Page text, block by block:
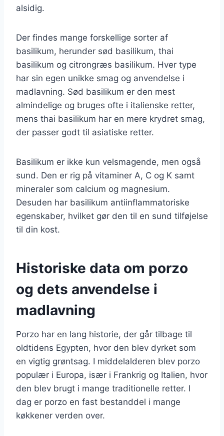
alsidig.
Der findes mange forskellige sorter af
basilikum, herunder sød basilikum, thai
basilikum og citrongræs basilikum. Hver type
har sin egen unikke smag og anvendelse i
madlavning. Sød basilikum er den mest
almindelige og bruges ofte i italienske retter,
mens thai basilikum har en mere krydret smag,
der passer godt til asiatiske retter.
Basilikum er ikke kun velsmagende, men også
sund. Den er rig på vitaminer A, C og K samt
mineraler som calcium og magnesium.
Desuden har basilikum antiinflammatoriske
egenskaber, hvilket gør den til en sund tilføjelse
til din kost.
Historiske data om porzo
og dets anvendelse i
madlavning
Porzo har en lang historie, der går tilbage til
oldtidens Egypten, hvor den blev dyrket som
en vigtig grøntsag. I middelalderen blev porzo
populær i Europa, især i Frankrig og Italien, hvor
den blev brugt i mange traditionelle retter. I
dag er porzo en fast bestanddel i mange
køkkener verden over.